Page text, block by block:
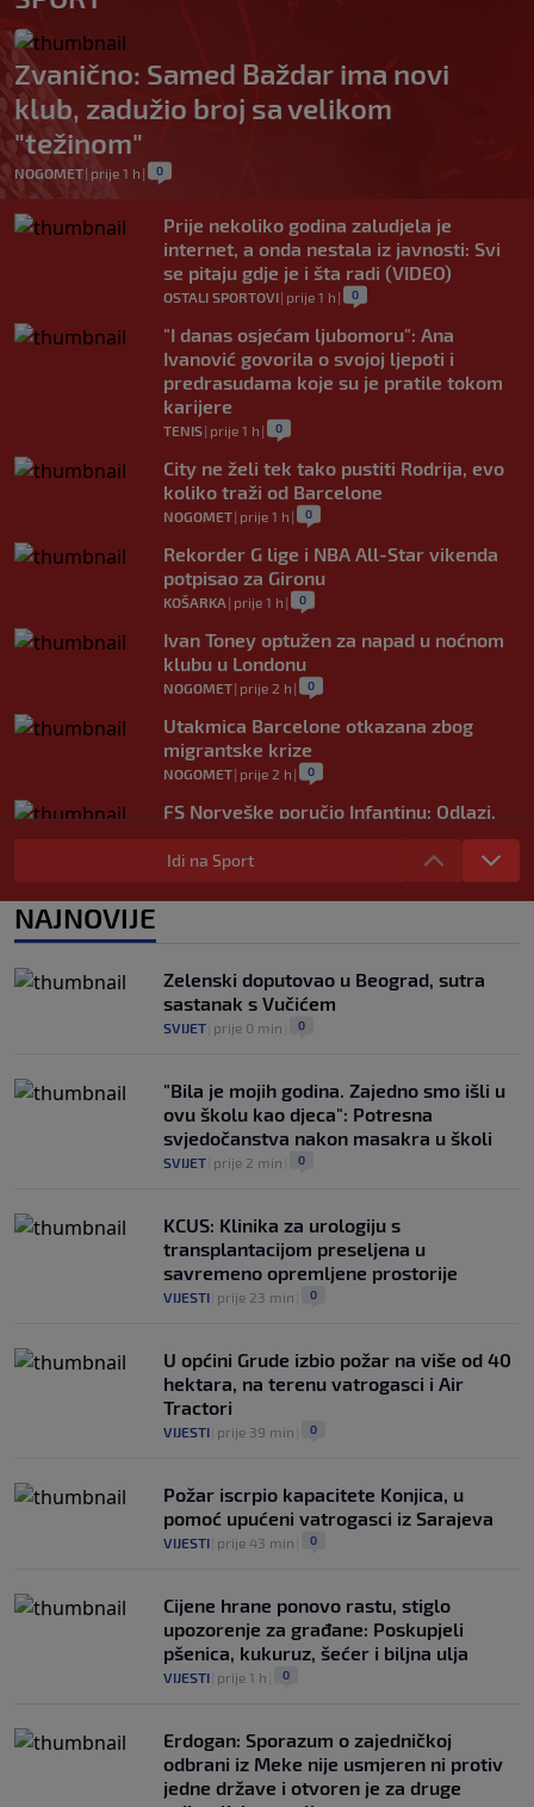
Zvanično: Samed Baždar ima novi
klub, zadužio broj sa velikom
"težinom"
NOGOMET| prije 1 h | 0
Prije nekoliko godina zaludjela je
internet, a onda nestala iz javnosti: Svi
se pitaju gdje je i šta radi (VIDEO)
OSTALI SPORTOVI| prije 1 h | 0
"I danas osjećam ljubomoru": Ana
Ivanović govorila o svojoj ljepoti i
predrasudama koje su je pratile tokom
karijere
TENIS| prije 1 h | 0
City ne želi tek tako pustiti Rodrija, evo
koliko traži od Barcelone
NOGOMET| prije 1 h | 0
Rekorder G lige i NBA All-Star vikenda
potpisao za Gironu
KOŠARKA | prije 1 h | 0
Ivan Toney optužen za napad u noćnom
klubu u Londonu
NOGOMET| prije 2 h | 0
Utakmica Barcelone otkazana zbog
migrantske krize
NOGOMET| prije 2 h | 0
FS Norveške poručio Infantinu: Odlazi,
NOGOMET|prije 2 h
Bila je sportska zvijezda, a onda otišla u
Idi na Sport
NAJNOVIJE
Zelenski doputovao u Beograd, sutra
sastanak s Vučićem
SVIJET prije 0 min 0
"Bila je mojih godina. Zajedno smo išli u
ovu školu kao djeca": Potresna
svjedočanstva nakon masakra u školi
SVIJET prije 2 min 0
KCUS: Klinika za urologiju s
transplantacijom preseljena u
savremeno opremljene prostorije
VIJESTI prije 23 min 0
U općini Grude izbio požar na više od 40
hektara, na terenu vatrogasci i Air
Tractori
VIJESTI prije 39 min 0
Požar iscrpio kapacitete Konjica, u
pomoć upućeni vatrogasci iz Sarajeva
VIJESTI prije 43 min 0
Cijene hrane ponovo rastu, stiglo
upozorenje za građane: Poskupjeli
pšenica, kukuruz, šećer i biljna ulja
VIJESTI prije 1 h 0
Erdogan: Sporazum o zajedničkoj
odbrani iz Meke nije usmjeren ni protiv
jedne države i otvoren je za druge